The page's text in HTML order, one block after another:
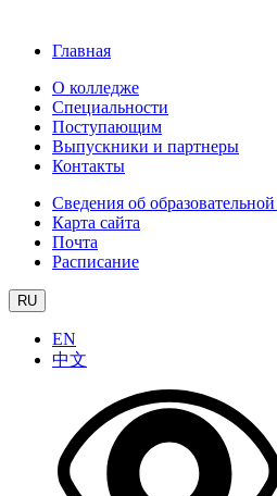
Главная
О колледже
Специальности
Поступающим
Выпускники и партнеры
Контакты
Сведения об
Карта сайта
Почта
Расписание
RU
EN
中文